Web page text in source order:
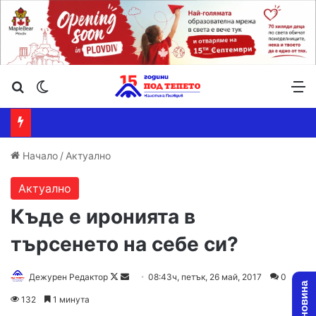
Търсене ...
Начало / Актуално
Актуално
Къде е иронията в
търсенето на себе си?
Дежурен Редактор
F
08:43ч, петък, 26 май, 2017 0
132 1 минута